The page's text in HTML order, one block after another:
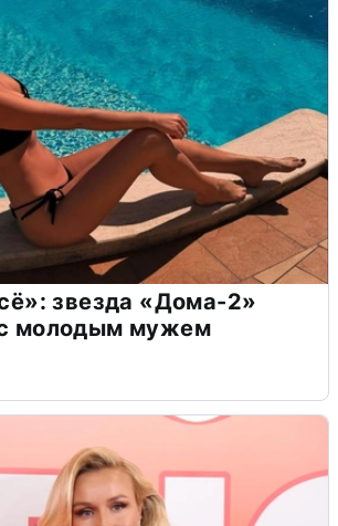
звезда «Дома-2»
молодым мужем